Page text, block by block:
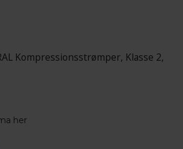
Kompressionsstrømper, Klasse 2,
her